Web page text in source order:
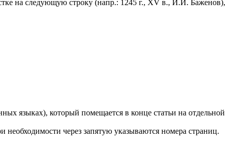
на следующую строку (напр.: 1245 г., XV в., И.И. Баженов),
языках), который помещается в конце статьи на отдельной
необходимости через запятую указываются номера страниц.